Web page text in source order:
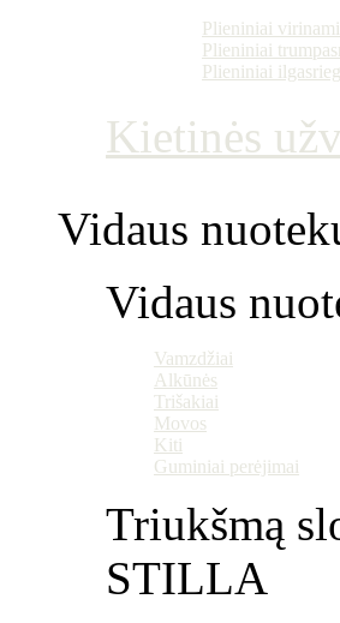
Plieniniai
Plieniniai
Plieniniai
Kietinės
Vidaus
Vidaus
Vamzdžiai
Alkūnės
Trišakiai
Movos
Kiti
Guminiai perėjimai
Triukšmą
STILLA